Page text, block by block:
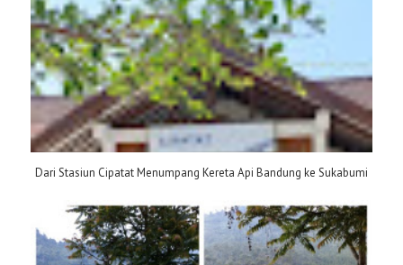
Dari Stasiun Cipatat Menumpang Kereta Api Bandung ke Sukabumi